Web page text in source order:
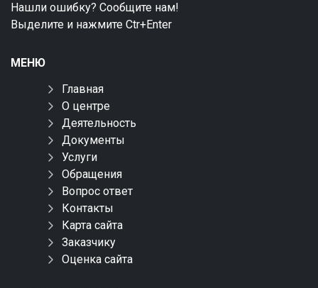
Нашли ошибку? Сообщите нам!
Выделите и нажмите Ctr+Enter
МЕНЮ
Главная
О центре
Деятельность
Документы
Услуги
Обращения
Вопрос ответ
Контакты
Карта сайта
Заказчику
Оценка сайта